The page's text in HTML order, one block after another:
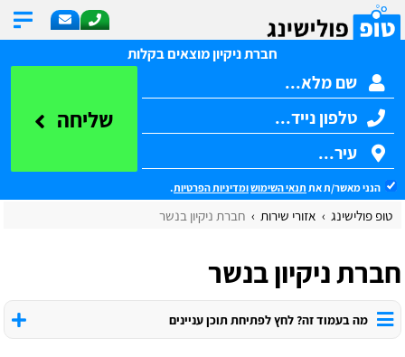
חברת ניקיון מוצאים בקלות
שליחה
הנני מאשר/ת את תנאי השימושומדיניות הפרטיות.
טופ פולישינג אזורי שירות חברת ניקיון בנשר
חברת ניקיון בנשר
מה בעמוד זה? לחץ לפתיחת תוכן עניינים